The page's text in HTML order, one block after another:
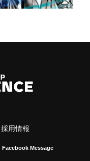
採用情報
Facebook Message